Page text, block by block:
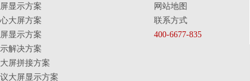
显示方案
大屏方案
显示方案
解决方案
屏拼接方案
大屏显示方案
网站地图
联系方式
400-6677-835